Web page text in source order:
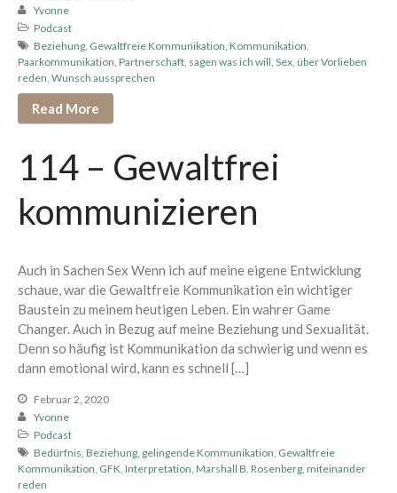
Neu hier? Starte mit diesen
Podcastfolgen
304 – Zusammen zum
Höhepunkt kommen
303 – Warum Erwartungen beim
301 – Ich glaube, wir sind viel zu
hart mit uns
Yvonne
Podcast
Beziehung Gewaltfreie Kommunikation Kommunikation
Paarkommunikation Partnerschaft sagen was ich will Sex über Vorlieben
reden Wunsch aussprechen
Read More
114 – Gewaltfrei
kommunizieren
Auch in Sachen Sex Wenn ich auf meine eigene Entwicklung
schaue, war die Gewaltfreie Kommunikation ein wichtiger
Baustein zu meinem heutigen Leben. Ein wahrer Game
Changer. Auch in Bezug auf meine Beziehung und Sexualität.
Denn so häufig ist Kommunikation da schwierig und wenn es
dann emotional wird, kann es schnell […]
Februar 2, 2020
Yvonne
Podcast
Bedürfnis, Beziehung, gelingende Kommunikation, Gewaltfreie
Kommunikation, GFK, Interpretation, Marshall B. Rosenberg, miteinander
reden